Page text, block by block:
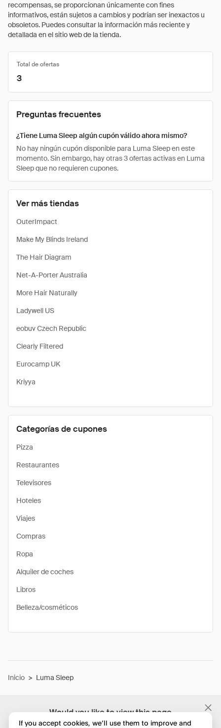
Would you like to view this page
in English?
recompensas, se proporcionan únicamente con fines
informativos, están sujetos a cambios y podrían ser inexactos u
obsoletos. Puedes consultar la información más reciente y
detallada en el sitio web de la tienda.
Ver más tiendas
OuterImpact
Make My Blinds Ireland
The Hair Diagram
Net-A-Porter Australia
More Hair Naturally
Ladywell US
eobuv Czech Republic
Clearly Filtered
Eurocamp UK
Kriyya
Categorías de cupones
Pizza
Restaurantes
Televisores
Hoteles
Viajes
Compras
Ropa
Alquiler de coches
Libros
Belleza/cosméticos
Total de ofertas
3
Preguntas frecuentes
¿Tiene Luma Sleep algún cupón válido ahora mismo?
No hay ningún cupón disponible para Luma Sleep en este
momento. Sin embargo, hay otras 3 ofertas activas en Luma
Sleep que no requieren cupones.
Inicio > Luma Sleep
If you accept cookies, we’ll use them to improve and